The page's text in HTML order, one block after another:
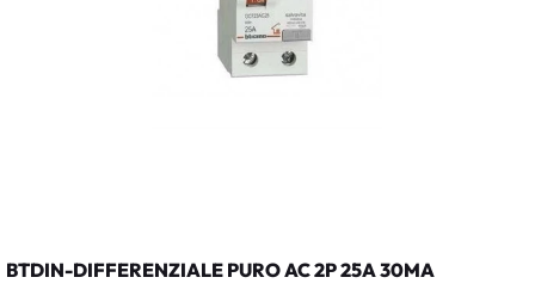
BTDIN-DIFFERENZIALE PURO AC 2P 25A 30MA